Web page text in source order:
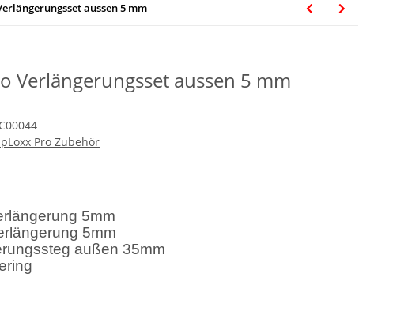
aussen 5 mm
Verlängerungsset aussen 5 mm
Pro Zubehör
5mm
5mm
außen 35mm